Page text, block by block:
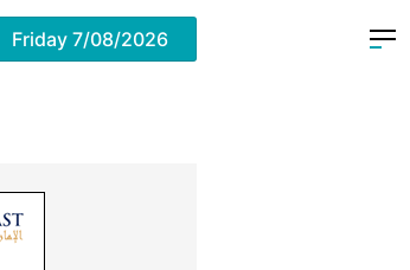
Friday 7/08/2026